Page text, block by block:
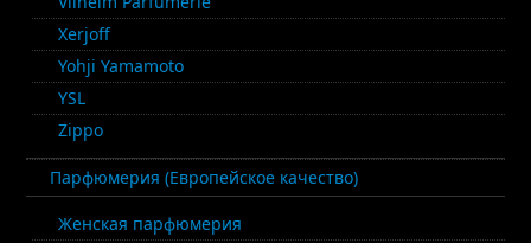
Xerjoff
Yohji Yamamoto
YSL
Zippo
Парфюмерия (Европейское качество)
Женская парфюмерия